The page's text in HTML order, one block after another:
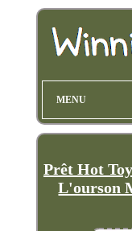
MENU
Prêt Hot
L'ourson